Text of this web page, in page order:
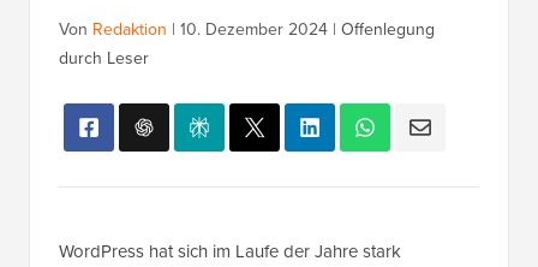
Von Redaktion | 10. Dezember 2024 | Offenlegung
durch Leser
WordPress hat sich im Laufe der Jahre stark